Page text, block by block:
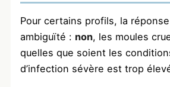
Pour certains profils, la
ambiguïté : non, les moules
quelles que soient les
d’infection sévère est trop